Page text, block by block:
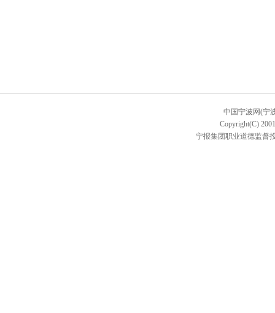
中国宁波网(宁
Copyright(C)
宁报集团职业道德监督